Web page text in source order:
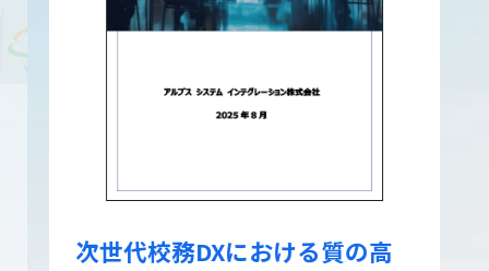
GIGA第2期での端末活用 / 運用
ング